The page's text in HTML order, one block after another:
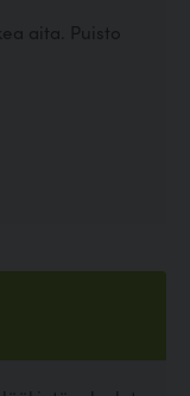
aita. Puisto